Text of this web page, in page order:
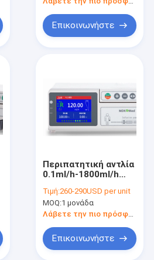
Επικοινωνήστε
Περιπατητική αντλία
0.1ml/h-1800ml/h
διευθετήσιμη
Τιμή:260-290USD per unit
MOQ:1 μονάδα
Λάβετε την πιο πρόσφατη τιμή
Επικοινωνήστε